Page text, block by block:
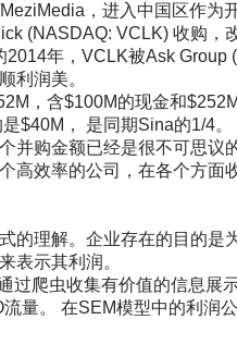
，进入中国区作为
(NASDAQ: VCLK) 收购，
2014年， VCLK被Ask Group
利润美。
，含$100M的现金和$252M
$40M ， 是同期Sina的1/4。
并购金额已经是很不可思议
高效率的公司，在各个方面
的理解。企业存在的目的是
表示其利润。
过爬虫收集有价值的信息展
流量。 在SEM模型中的利润公